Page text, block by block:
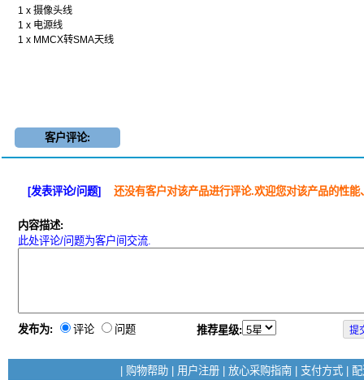
1 x 摄像头线
1 x 电源线
1 x MMCX转SMA天线
客户评论:
[发表评论/问题] 还没有客户对该产品进行评论.欢迎您对该产品的性
内容描述:
此处评论/问题为客户间交流.
发布为: 评论 问题 推荐星级:
购物帮助 用户注册 放心采购指南 支付方式